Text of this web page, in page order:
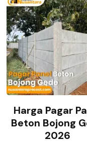
Harga Pagar
Beton Bojong
2026